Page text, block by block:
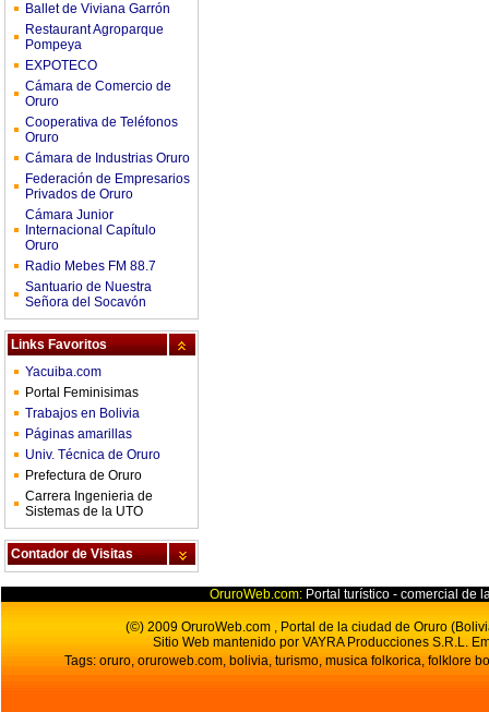
Ballet de Viviana Garrón
Restaurant Agroparque
Pompeya
EXPOTECO
Cámara de Comercio de
Oruro
Cooperativa de Teléfonos
Oruro
Cámara de Industrias Oruro
Federación de Empresarios
Privados de Oruro
Cámara Junior
Internacional Capítulo
Oruro
Radio Mebes FM 88.7
Santuario de Nuestra
Señora del Socavón
Links Favoritos
Yacuiba.com
Portal Feminisimas
Trabajos en Bolivia
Páginas amarillas
Univ. Técnica de Oruro
Prefectura de Oruro
Carrera Ingenieria de
Sistemas de la UTO
Contador de Visitas
OruroWeb.com: Portal turístico - comercial de
(©) 2009 OruroWeb.com , Portal de la ciudad de Oruro
Sitio Web mantenido por VAYRA Producciones S.R.L.
Tags: oruro, oruroweb.com, bolivia, turismo, musica folkorica, folklore